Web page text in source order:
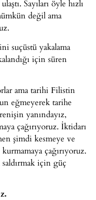
Sayıları öyle hızlı
değil ama
suçüstü yakalama
için süren
ama tarihi Filistin
eğmeyerek tarihe
yanındayız,
çağırıyoruz. İktidarı
şimdi kesmeye ve
çağırıyoruz.
için güç